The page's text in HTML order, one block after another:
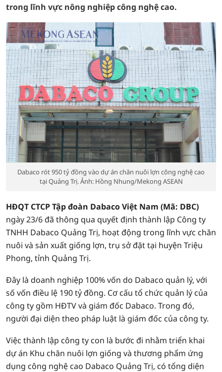
trong lĩnh vực nông nghiệp công nghệ cao.
Dabaco rót 950 tỷ đồng vào dự án chăn nuôi lợn công nghệ cao
tại Quảng Trị. Ảnh: Hồng Nhung/Mekong ASEAN
HĐQT CTCP Tập đoàn Dabaco Việt Nam (Mã: DBC)
ngày 23/6 đã thông qua quyết định thành lập Công ty
TNHH Dabaco Quảng Trị, hoạt động trong lĩnh vực chăn
nuôi và sản xuất giống lợn, trụ sở đặt tại huyện Triệu
Phong, tỉnh Quảng Trị.
Đây là doanh nghiệp 100% vốn do Dabaco quản lý, với
số vốn điều lệ 190 tỷ đồng. Cơ cấu tổ chức quản lý của
công ty gồm HĐTV và giám đốc Dabaco. Trong đó,
người đại diện theo pháp luật là giám đốc của công ty.
Việc thành lập công ty con là bước đi nhằm triển khai
dự án Khu chăn nuôi lợn giống và thương phẩm ứng
dụng công nghệ cao Dabaco Quảng Trị, có tổng diện